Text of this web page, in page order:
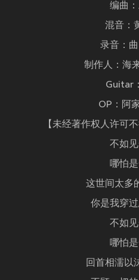
编曲
混音：
录音：
制作人：海
Guitar
OP：阿
【未经著作权人许可
不如
哪怕
这世间太多
你是我穿
不如
哪怕
回首相濡以